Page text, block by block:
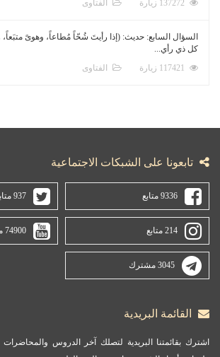
الفتاوى
السؤال السابع: حديث: (إذا رأيتَ شُحّاً مُطاعاً، وهوىً متبَعاً،
كل ذي رأي...
الفتاوى
تابعونا على الشبكات الاجتماعية
9336 متابع 937 متابع
214 متابع 74900 مشترك
3045 مشترك
القائمة البريدية
اشترك بقائمتنا البريدية لتصلك آخر الدروس والمحاضرات